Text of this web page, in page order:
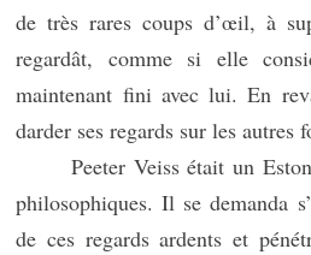
de très rares coups d’œil, à
regardât, comme si elle
maintenant fini avec lui. En
darder ses regards sur les autres
Peeter Veiss était un
philosophiques. Il se demanda
de ces regards ardents et